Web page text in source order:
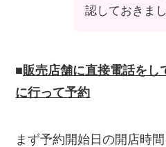
認しておきまし
■販売店舗に直接電話をし
に行って予約
まず予約開始日の開店時